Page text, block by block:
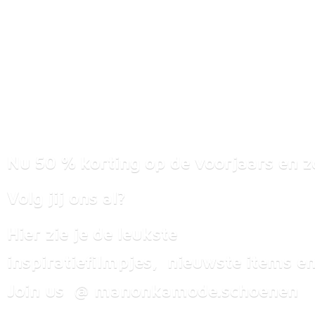
Nu 50 % korting op de voorjaars en
Volg jij ons al?
Hier zie je de leukste
inspiratiefilmpjes, nieuwste items
Join us @ manonkamode.schoenen